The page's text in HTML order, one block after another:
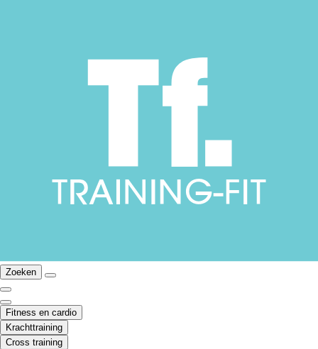
Zoeken
Fitness en cardio
Krachttraining
Cross training